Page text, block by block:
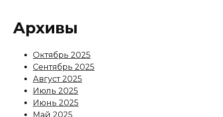
Архивы
Октябрь 2025
Сентябрь 2025
Август 2025
Июль 2025
Июнь 2025
Май 2025